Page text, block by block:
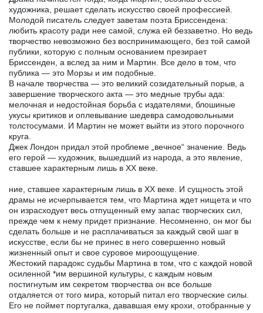
художника, решает сделать искусство своей профессией.
Молодой писатель следует заветам поэта Бриссендена:
любить красоту ради нее самой, служа ей беззаветно. Но ведь
творчество невозможно без воспринимающего, без той самой
публики, которую с полным основанием презирает
Бриссенден, а вслед за ним и Мартин. Все дело в том, что
публика — это Морзы и им подобные.
В начале творчества — это великий созидательный порыв, а
завершение творческого акта — это медные трубы ада:
мелочная и недостойная борьба с издателями, блошиные
укусы критиков и оплевывание шедевра самодовольными
толстосумами. И Мартин не может выйти из этого порочного
круга.
Джек Лондон придал этой проблеме „вечное“ значение. Ведь
его герой — художник, вышедший из народа, а это явление,
ставшее характерным лишь в XX веке.
ние, ставшее характерным лишь в XX веке. И сущность этой
драмы не исчерпывается тем, что Мартина ждет нищета и что
он израсходует весь отпущенный ему запас творческих сил,
прежде чем к нему придет признание. Несомненно, он мог бы
сделать больше и не расплачиваться за каждый свой шаг в
искусстве, если бы не принес в него совершенно новый
жизненный опыт и свое суровое мироощущение.
Жестокий парадокс судьбы Мартина в том, что с каждой новой
осиленной *им вершиной культуры, с каждым новым
постигнутым им секретом творчества он все больше
отдаляется от того мира, который питал его творческие силы.
Его не поймет португалка, дававшая ему крохи, отобранные у